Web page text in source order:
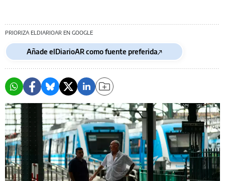
PRIORIZA ELDIARIOAR EN GOOGLE
Añade elDiarioAR como fuente preferida